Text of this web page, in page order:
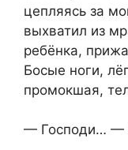
цепляясь за
выхватил из
ребёнка,
Босые ноги,
промокшая,
— Господи… —